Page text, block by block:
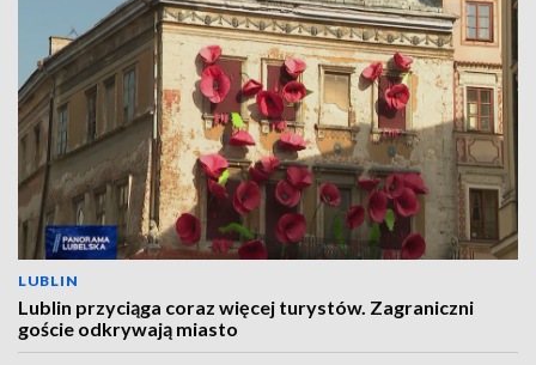
LUBLIN
Lublin przyciąga coraz więcej turystów. Zagraniczni
goście odkrywają miasto